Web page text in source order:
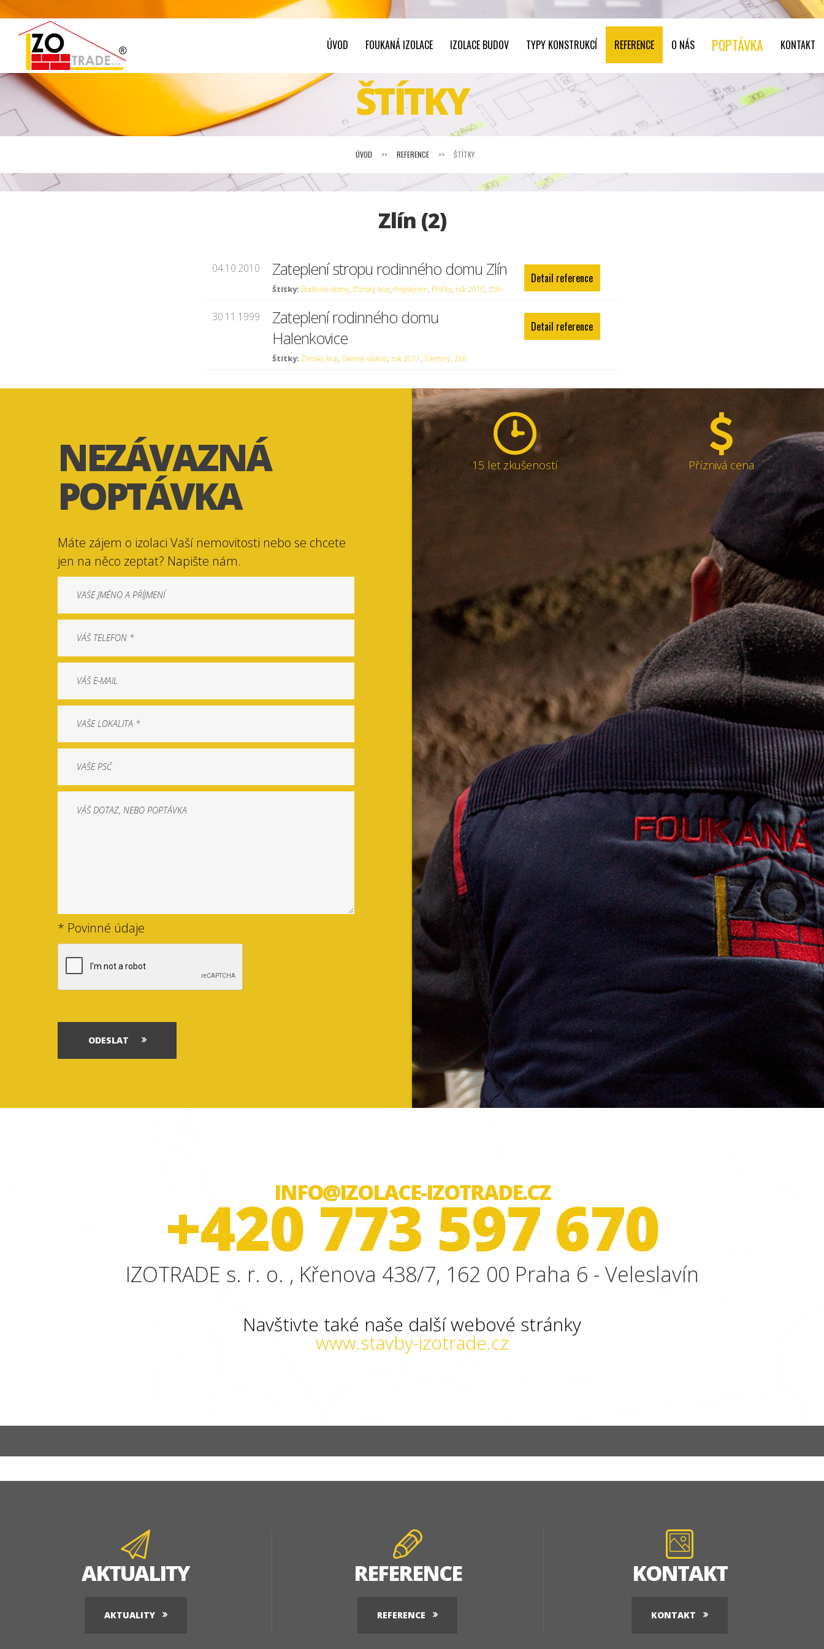
ÚVOD FOUKANÁ IZOLACE IZOLACE BUDOV TYPY KONSTRUKCÍ REFERENCE O NÁS POPTÁVKA KONTAKT
ŠTÍTKY
ÚVOD >> REFERENCE >> ŠTÍTKY
Zlín (2)
04.10.2010 Zateplení stropu rodinného domu Zlín
Štítky: Rodinné domy, Zlínský kraj, Polystyren, Příčky, rok 2010, Zlín
Detail reference
30.11.1999
Zateplení rodinného domu
Halenkovice
Štítky: Zlínský kraj, Skelné vlákno, rok 2011 , Šikminy, Zlín
Detail reference
NEZÁVAZNÁ
POPTÁVKA
Máte zájem o izolaci Vaší nemovitosti nebo se chcete
jen na něco zeptat? Napište nám.
* Povinné údaje
ODESLAT
15 let zkušeností Příznivá cena
INFO@IZOLACE-IZOTRADE.CZ
+420 773 597 670
IZOTRADE s. r. o. , Křenova 438/7, 162 00 Praha 6 - Veleslavín
Navštivte také naše další webové stránky
www.stavby-izotrade.cz
AKTUALITY
AKTUALITY
REFERENCE
REFERENCE
KONTAKT
KONTAKT